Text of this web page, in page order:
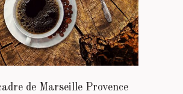
de Marseille Provence